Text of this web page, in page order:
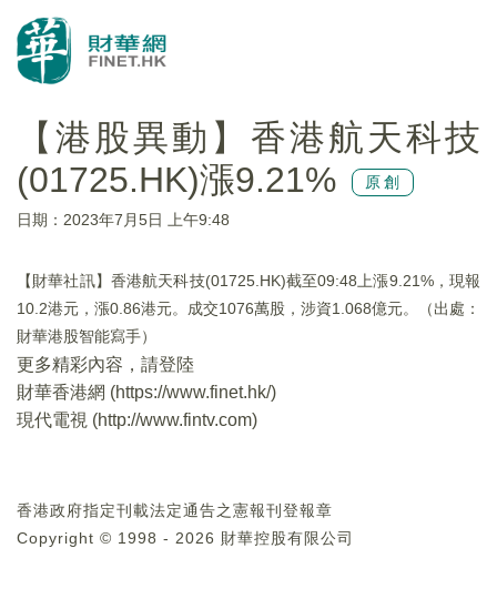
【港股異動】香港航天科技
(01725.HK)漲9.21%
原創
日期：2023年7月5日 上午9:48
【財華社訊】香港航天科技(01725.HK)截至09:48上漲9.21%，現報
10.2港元，漲0.86港元。成交1076萬股，涉資1.068億元。（出處：
財華港股智能寫手）
更多精彩內容，請登陸
財華香港網 (https://www.finet.hk/)
現代電視 (http://www.fintv.com)
香港政府指定刊載法定通告之憲報刊登報章
Copyright © 1998 - 2026 財華控股有限公司